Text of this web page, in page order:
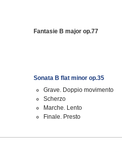
Fantasie B major op.77
Sonata B flat minor op.35
Grave. Doppio movimento
Scherzo
Marche. Lento
Finale. Presto